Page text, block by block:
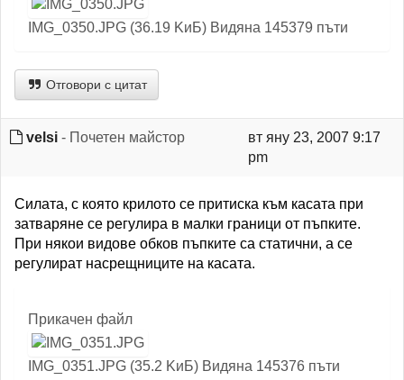
IMG_0350.JPG (36.19 KиБ) Видяна 145379 пъти
Отговори с цитат
velsi - Почетен майстор
вт яну 23, 2007 9:17
pm
Силата, с която крилото се притиска към касата при
затваряне се регулира в малки граници от пъпките.
При някои видове обков пъпките са статични, а се
регулират насрещниците на касата.
Прикачен файл
IMG_0351.JPG (35.2 KиБ) Видяна 145376 пъти